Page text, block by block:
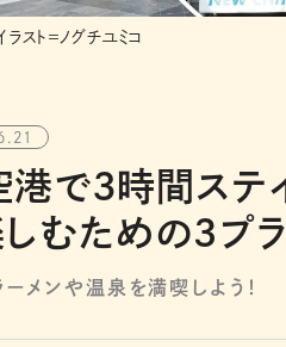
スト＝ノグチユミコ
で3時間ステ
むための３プ
メンや温泉を満喫しよう！